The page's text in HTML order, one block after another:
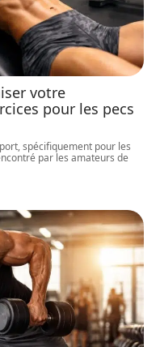
votre
pour les pecs
spécifiquement pour les
par les amateurs de